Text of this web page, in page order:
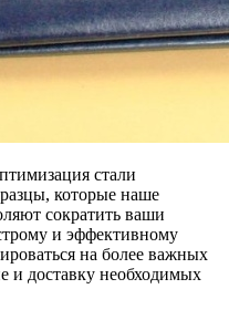
стали
которые наше
сократить ваши
и эффективному
на более важных
и доставку необходимых